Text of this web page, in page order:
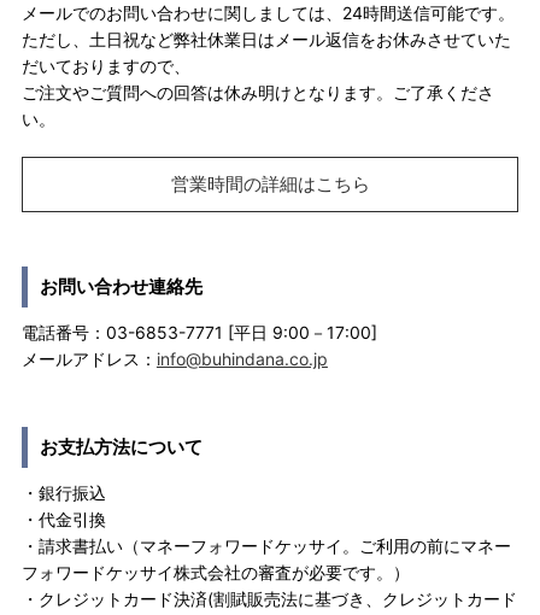
メールでのお問い合わせに関しましては、24時間送信可能です。
ただし、土日祝など弊社休業日はメール返信をお休みさせていた
だいておりますので、
ご注文やご質問への回答は休み明けとなります。ご了承くださ
い。
営業時間の詳細はこちら
お問い合わせ連絡先
電話番号：03-6853-7771 [平日 9:00－17:00]
メールアドレス： info@buhindana.co.jp
お支払方法について
・銀行振込
・代金引換
・請求書払い（マネーフォワードケッサイ。ご利用の前にマネー
フォワードケッサイ株式会社の審査が必要です。）
・クレジットカード決済(割賦販売法に基づき、クレジットカード